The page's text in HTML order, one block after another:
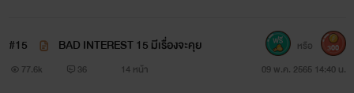
BAD OBLIGATION พันธะร้าย นายสารเลว
#15 BAD INTEREST 15 มีเรื่องจะคุย
77.6k 36 14 หน้า 09 พ.ค. 2565 14:40 น.
หรือ 300